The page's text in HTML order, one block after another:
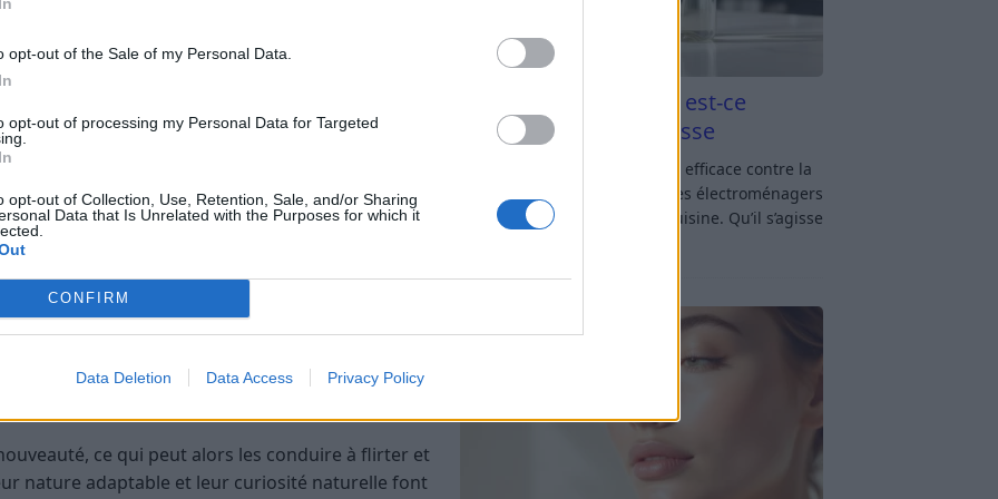
opt-out of the Sale of my Personal Data.
opt-out of processing my Personal Data for Targeted
opt-out of Collection, Use, Retention, Sale, and/or Sharing
Data that Is Unrelated with the Purposes for which it
CONFIRM
Data Deletion Data Access Privacy Policy
s’entourent d’amis et de proches. Elles sont
et faire preuve d’une empathie remarquable.
de vue des autres et à trouver des solutions qui
?
souvent en tête de liste.
des dieux dans la mythologie romaine, les
à communiquer.
avoir des conversations intéressantes, ce qui
ce qui peut alors les conduire à flirter et
nature adaptable et leur curiosité naturelle font
Vinaigre blanc et four est-ce
efficace contre la graisse
Vinaigre blanc et four : est-ce efficace contre la
graisse ? Le four fait partie des électroménagers
les plus sollicités dans une cuisine. Qu’il s’agisse